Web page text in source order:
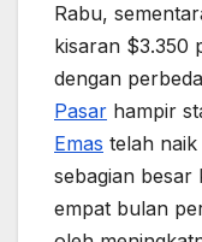
Rabu,
kisaran $3.350
dengan
Pasar hampir
Emas telah
sebagian besar
empat bulan